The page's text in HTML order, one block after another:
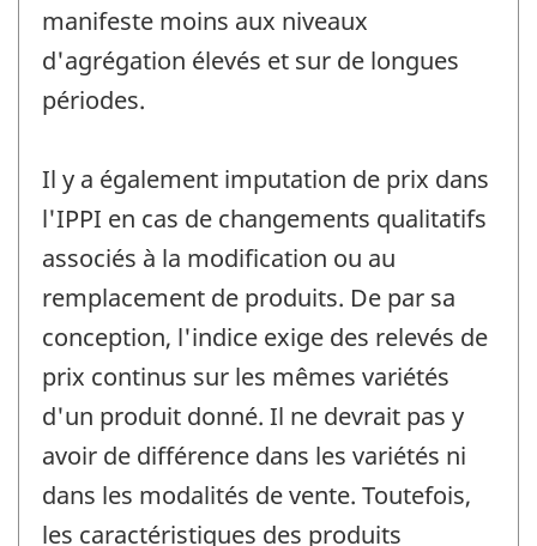
manifeste moins aux niveaux
d'agrégation élevés et sur de longues
périodes.
Il y a également imputation de prix dans
l'IPPI en cas de changements qualitatifs
associés à la modification ou au
remplacement de produits. De par sa
conception, l'indice exige des relevés de
prix continus sur les mêmes variétés
d'un produit donné. Il ne devrait pas y
avoir de différence dans les variétés ni
dans les modalités de vente. Toutefois,
les caractéristiques des produits